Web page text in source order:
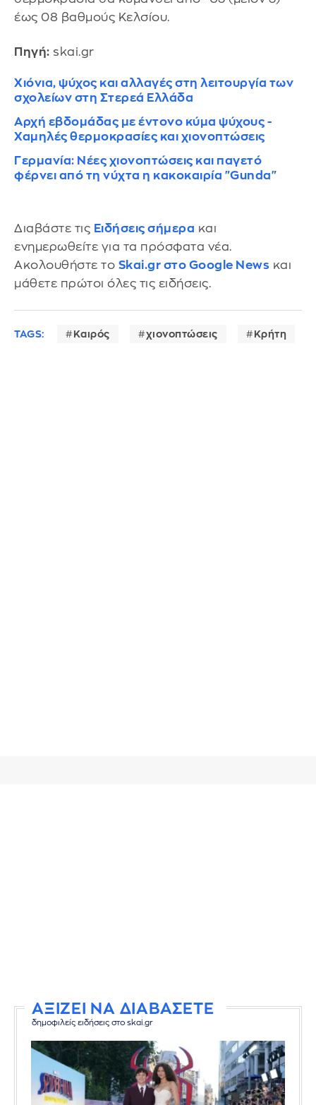
έως 08 βαθμούς Κελσίου.
Πηγή: skai.gr
Χιόνια, ψύχος και αλλαγές στη λειτουργία των
σχολείων στη Στερεά Ελλάδα
Αρχή εβδομάδας με έντονο κύμα ψύχους -
Χαμηλές θερμοκρασίες και χιονοπτώσεις
Γερμανία: Νέες χιονοπτώσεις και παγετό
φέρνει από τη νύχτα η κακοκαιρία "Gunda"
Διαβάστε τις Ειδήσεις σήμερα και
ενημερωθείτε για τα πρόσφατα νέα.
Ακολουθήστε το Skai.gr στο Google News και
μάθετε πρώτοι όλες τις ειδήσεις.
TAGS: Καιρός χιονοπτώσεις Κρήτη
ΑΞΙΖΕΙ ΝΑ ΔΙΑΒΑΣΕΤΕ
δημοφιλείς ειδήσεις στο skai.gr